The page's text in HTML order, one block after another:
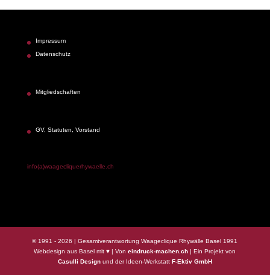
Impressum
Datenschutz
Mitgliedschaften
GV, Statuten, Vorstand
info(a)waagecliquerhywaelle.ch
© 1991 -2026 | Gesamtverantwortung Waageclique Rhywälle Basel 1991
Webdesign aus Basel mit ♥ | Voneindruck-machen.ch | Ein Projekt von
Casulli Designund der Ideen-Werkstatt F-Ektiv GmbH